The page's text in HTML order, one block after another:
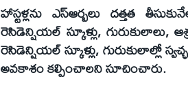
హాస్టళ్లను ఎస్ఆర్బలు దత్తత
రెసిడెన్షియల్ స్కూళ్లు,
రెసిడెన్షియల్ స్కూళ్లు, గురుకులాల్లో
అవకాశం కల్పించాలని సూచించారు.